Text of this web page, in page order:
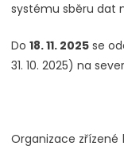
systému sběru dat
Do 18. 11. 2025 se
31. 10. 2025) na
Organizace